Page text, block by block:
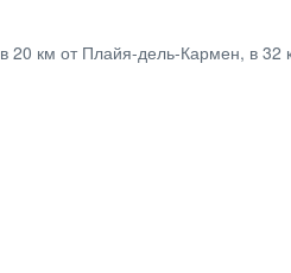
км от Плайя-дель-Кармен, в 32